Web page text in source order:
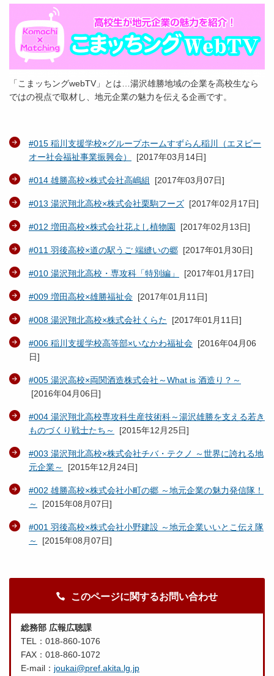
「こまッちングwebTV」とは…湯沢雄勝地域の企業を高校生なら
ではの視点で取材し­、地元企業の魅力を伝える企画です。
#015 稲川支援学校×グループホームすずらん稲川（エヌピー
オー社会福祉事業振興会）
[2017年03月14日]
#014 雄勝高校×株式会社高嶋組 [2017年03月07日]
#013 湯沢翔北高校×株式会社栗駒フーズ [2017年02月17日]
#012 増田高校×株式会社花よし植物園 [2017年02月13日]
#011 羽後高校×道の駅うご 端縫いの郷 [2017年01月30日]
#010 湯沢翔北高校・専攻科「特別編」 [2017年01月17日]
#009 増田高校×雄勝福祉会 [2017年01月11日]
#008 湯沢翔北高校×株式会社くらた [2017年01月11日]
#006 稲川支援学校高等部×いなかわ福祉会 [2016年04月06
日]
#005 湯沢高校×両関酒造株式会社～What is 酒造り？～
[2016年04月06日]
#004 湯沢翔北高校専攻科生産技術科～湯沢雄勝を支える若き
ものづくり戦士たち～
[2015年12月25日]
#003 湯沢翔北高校×株式会社チバ・テクノ ～世界に誇れる地
元企業～
[2015年12月24日]
#002 雄勝高校×株式会社小町の郷 ～地元企業の魅力発信隊！
～
[2015年08月07日]
#001 羽後高校×株式会社小野建設 ～地元企業いいとこ伝え隊
～
[2015年08月07日]
このページに関するお問い合わせ
総務部 広報広聴課
TEL：018-860-1076
FAX：018-860-1072
E-mail： joukai@pref.akita.lg.jp